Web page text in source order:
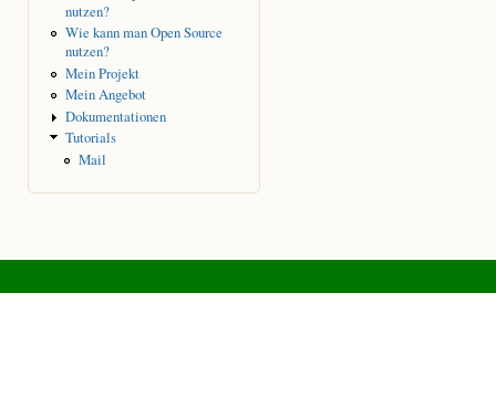
nutzen?
Wie kann man Open Source
nutzen?
Mein Projekt
Mein Angebot
Dokumentationen
Tutorials
Mail